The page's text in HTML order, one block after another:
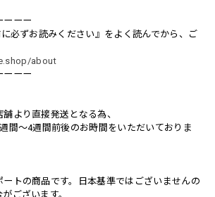
ーーー
必ずお読みください』をよく読んでから、ご
about
ーーー
より直接発送となる為、
間〜4週間前後のお時間をいただいておりま
ートの商品です。日本基準ではございませんの
ございます。